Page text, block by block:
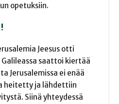
opetuksiin.
Jeesus otti
saattoi kiertää
Jerusalemissa ei enää
heitetty ja lähdettiin
Siinä yhteydessä